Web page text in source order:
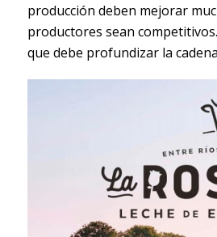
producción deben mejorar
productores sean
que debe profundizar la